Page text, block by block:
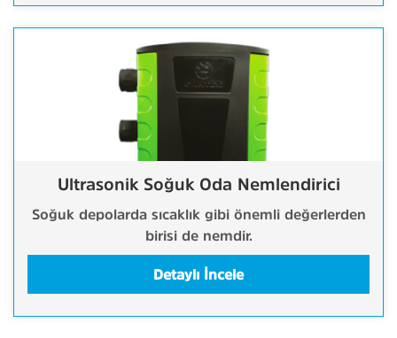
Ultrasonik Soğuk Oda Nemlendirici
Soğuk depolarda sıcaklık gibi önemli değerlerden
birisi de nemdir.
Detaylı İncele